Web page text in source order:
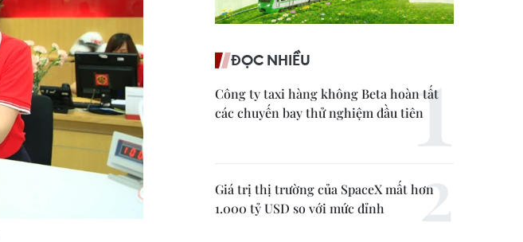
ĐỌC NHIỀU
Công ty taxi hàng không Beta hoàn tất
các chuyến bay thử nghiệm đầu tiên
Giá trị thị trường của SpaceX mất hơn
1.000 tỷ USD so với mức đỉnh